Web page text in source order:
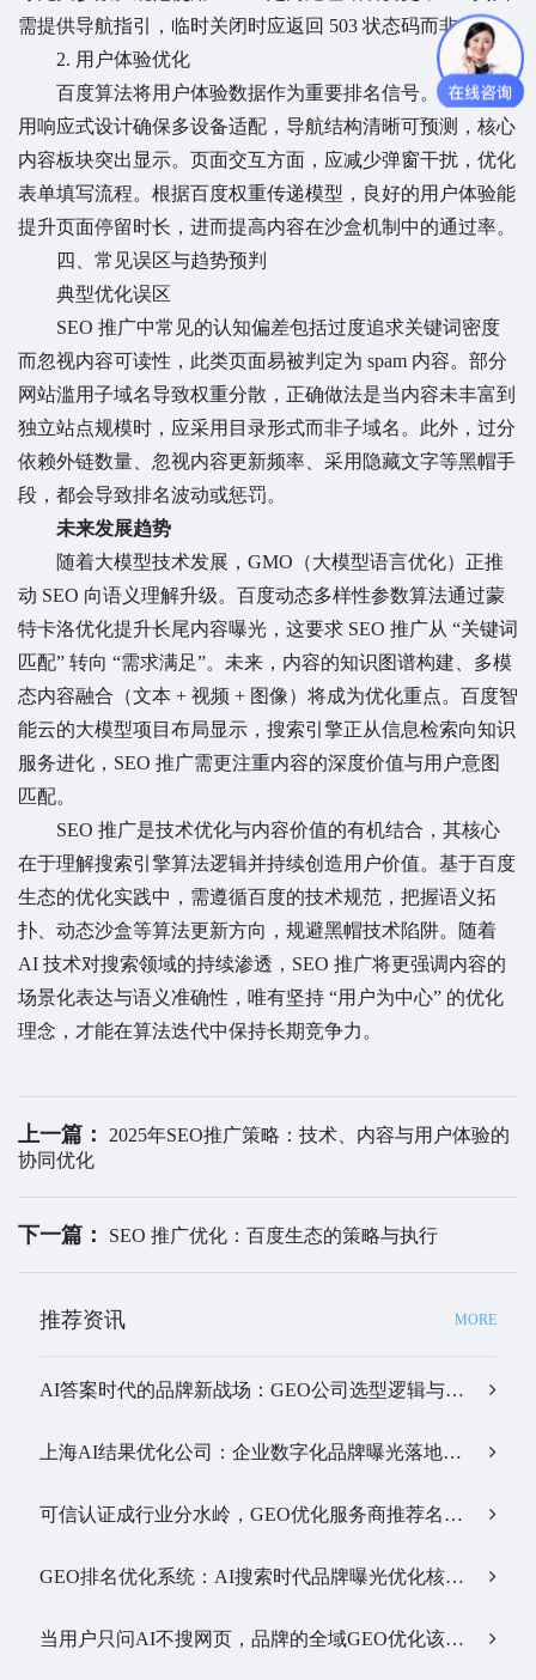
需提供导航指引，临时关闭时应返回 503 状态码而非 404。
2. 用户体验优化
百度算法将用户体验数据作为重要排名信号。网站需采
用响应式设计确保多设备适配，导航结构清晰可预测，核心
内容板块突出显示。页面交互方面，应减少弹窗干扰，优化
表单填写流程。根据百度权重传递模型，良好的用户体验能
提升页面停留时长，进而提高内容在沙盒机制中的通过率。
四、常见误区与趋势预判
典型优化误区
SEO 推广中常见的认知偏差包括过度追求关键词密度
而忽视内容可读性，此类页面易被判定为 spam 内容。部分
网站滥用子域名导致权重分散，正确做法是当内容未丰富到
独立站点规模时，应采用目录形式而非子域名。此外，过分
依赖外链数量、忽视内容更新频率、采用隐藏文字等黑帽手
段，都会导致排名波动或惩罚。
未来发展趋势
随着大模型技术发展，GMO（大模型语言优化）正推
动 SEO 向语义理解升级。百度动态多样性参数算法通过蒙
特卡洛优化提升长尾内容曝光，这要求 SEO 推广从 “关键词
匹配” 转向 “需求满足”。未来，内容的知识图谱构建、多模
态内容融合（文本 + 视频 + 图像）将成为优化重点。百度智
能云的大模型项目布局显示，搜索引擎正从信息检索向知识
服务进化，SEO 推广需更注重内容的深度价值与用户意图
匹配。
SEO 推广是技术优化与内容价值的有机结合，其核心
在于理解搜索引擎算法逻辑并持续创造用户价值。基于百度
生态的优化实践中，需遵循百度的技术规范，把握语义拓
扑、动态沙盒等算法更新方向，规避黑帽技术陷阱。随着
AI 技术对搜索领域的持续渗透，SEO 推广将更强调内容的
场景化表达与语义准确性，唯有坚持 “用户为中心” 的优化
理念，才能在算法迭代中保持长期竞争力。
上一篇：
2025年SEO推广策略：技术、内容与用户体验的
协同优化
下一篇： SEO 推广优化：百度生态的策略与执行
推荐资讯 MORE
AI答案时代的品牌新战场：GEO公司选型逻辑与实战观察…
上海AI结果优化公司：企业数字化品牌曝光落地全解析…
可信认证成行业分水岭，GEO优化服务商推荐名单有了新答案…
GEO排名优化系统：AI搜索时代品牌曝光优化核心工具…
当用户只问AI不搜网页，品牌的全域GEO优化该交给谁？…